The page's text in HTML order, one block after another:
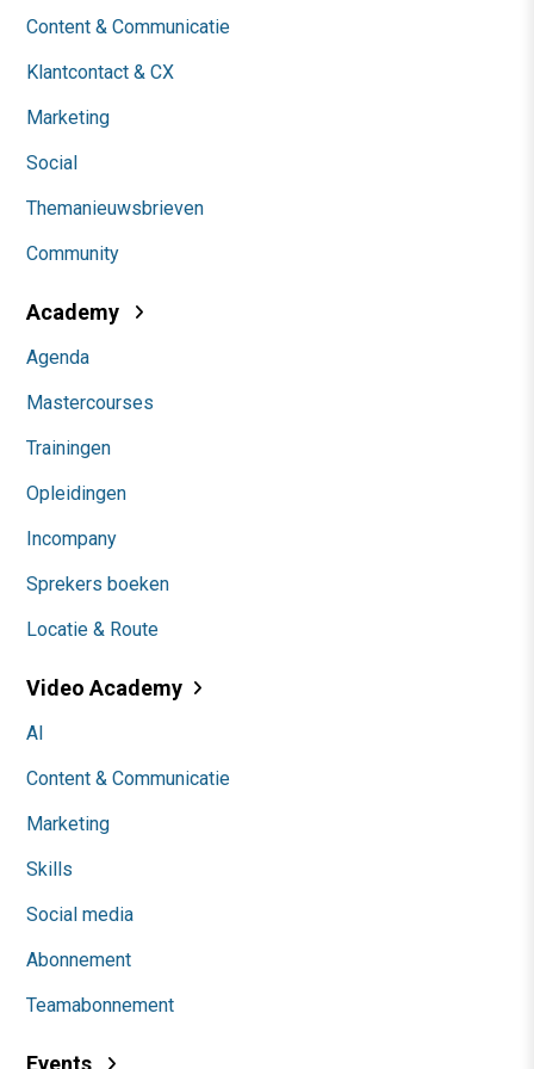
Content & Communicatie
Klantcontact & CX
Marketing
Social
Themanieuwsbrieven
Community
Academy
Agenda
Mastercourses
Trainingen
Opleidingen
Incompany
Sprekers boeken
Locatie & Route
Video Academy
AI
Content & Communicatie
Marketing
Skills
Social media
Abonnement
Teamabonnement
Events